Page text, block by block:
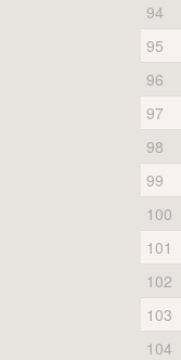
94
95
96
97
98
99
100
101
102
103
104